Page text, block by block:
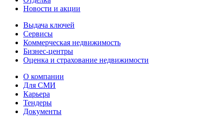
Новости и акции
Выдача ключей
Сервисы
Коммерческая недвижимость
Бизнес-центры
Оценка и страхование недвижимости
О компании
Для СМИ
Карьера
Тендеры
Документы